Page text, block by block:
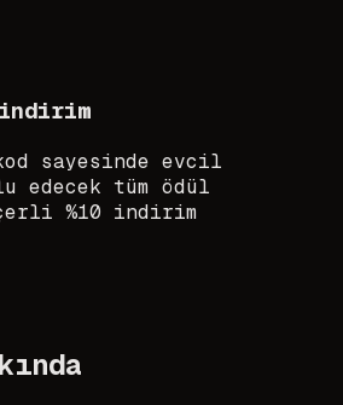
sayesinde evcil
edecek tüm ödül
%10 indirim